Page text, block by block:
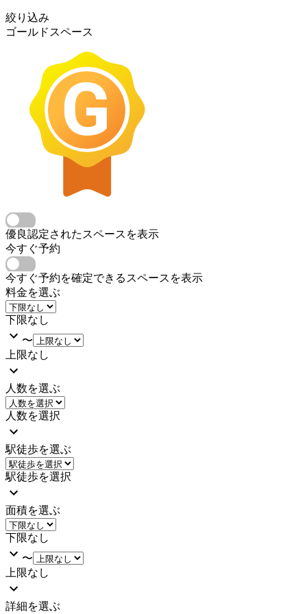
絞り込み
ゴールドスペース
優良認定されたスペースを表示
今すぐ予約
今すぐ予約を確定できるスペースを表示
料金を選ぶ
下限なし
〜
上限なし
人数を選ぶ
人数を選択
駅徒歩を選ぶ
駅徒歩を選択
面積を選ぶ
下限なし
〜
上限なし
詳細を選ぶ